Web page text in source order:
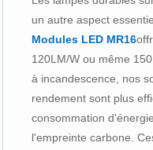
un autre aspect
Modules LED MR16
120LM/W ou même
à incandescence, nos
rendement sont plus
consommation
l'empreinte carbone.